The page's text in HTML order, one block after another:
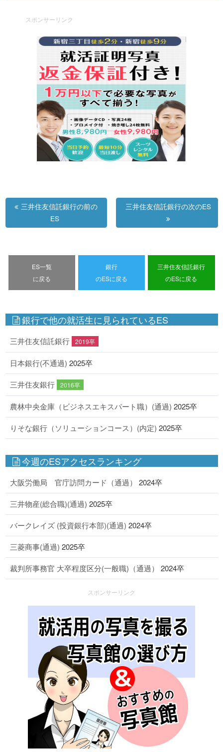
スポンサーリンク
三井住友信託銀行の前の
ES
三井住友信託銀行の次のES
ES一覧
に戻る
銀行
のESに戻る
三井住友信託銀行
のESに戻る
銀行で他の就活生に見られているES
三井住友信託銀行 2019卒
日本銀行(不通過) 2025卒
三井住友銀行 2016卒
農林中央金庫（ビジネスエキスパート職）(通過) 2025卒
りそな銀行（ソリューションコース）(内定) 2025卒
今週のESアクセスランキング
大阪労働局 官庁訪問カード（通過） 2024卒
三井物産(総合職)(通過) 2025卒
バークレイズ (投資銀行本部)(通過) 2024卒
三菱商事(通過) 2025卒
裁判所事務官 大卒程度区分(一般職)（通過） 2024卒
スポンサーリンク